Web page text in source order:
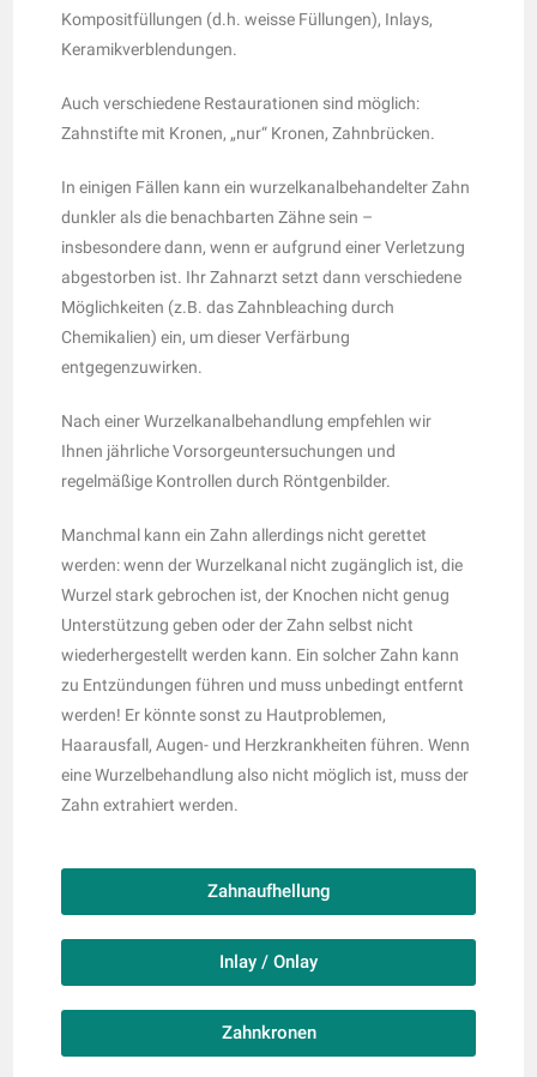
Kompositfüllungen (d.h. weisse Füllungen), Inlays,
Keramikverblendungen.
Auch verschiedene Restaurationen sind möglich:
Zahnstifte mit Kronen, „nur“ Kronen, Zahnbrücken.
In einigen Fällen kann ein wurzelkanalbehandelter Zahn
dunkler als die benachbarten Zähne sein –
insbesondere dann, wenn er aufgrund einer Verletzung
abgestorben ist. Ihr Zahnarzt setzt dann verschiedene
Möglichkeiten (z.B. das Zahnbleaching durch
Chemikalien) ein, um dieser Verfärbung
entgegenzuwirken.
Nach einer Wurzelkanalbehandlung empfehlen wir
Ihnen jährliche Vorsorgeuntersuchungen und
regelmäßige Kontrollen durch Röntgenbilder.
Manchmal kann ein Zahn allerdings nicht gerettet
werden: wenn der Wurzelkanal nicht zugänglich ist, die
Wurzel stark gebrochen ist, der Knochen nicht genug
Unterstützung geben oder der Zahn selbst nicht
wiederhergestellt werden kann. Ein solcher Zahn kann
zu Entzündungen führen und muss unbedingt entfernt
werden! Er könnte sonst zu Hautproblemen,
Haarausfall, Augen- und Herzkrankheiten führen. Wenn
eine Wurzelbehandlung also nicht möglich ist, muss der
Zahn extrahiert werden.
Zahnaufhellung
Inlay / Onlay
Zahnkronen